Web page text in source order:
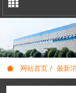
网站首页 最新